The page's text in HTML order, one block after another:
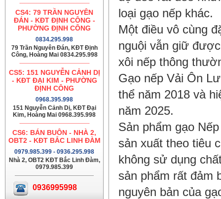
CS4: 79 TRẦN NGUYÊN
ĐÁN - KĐT ĐỊNH CÔNG -
PHƯỜNG ĐỊNH CÔNG
0834.295.998
79 Trần Nguyên Đán, KĐT Định
Công, Hoàng Mai 0834.295.998
CS5: 151 NGUYỄN CẢNH DỊ
- KĐT ĐẠI KIM - PHƯỜNG
ĐỊNH CÔNG
0968.395.998
151 Nguyễn Cảnh Dị, KĐT Đại
Kim, Hoàng Mai 0968.395.998
CS6: BÁN BUÔN - NHÀ 2,
OBT2 - KĐT BẮC LINH ĐÀM
0979.985.399 - 0936.295.998
Nhà 2, OBT2 KĐT Bắc Linh Đàm,
0979.985.399
0936995998
loại gạo nếp khác.
Một điều vô cùng
nguội vẫn giữ
xôi nếp thông
Gạo nếp Vải Ôn
thể năm 2018 và
năm 2025.
Sản phẩm gạo
sản xuất theo tiêu
không sử dụng
sản phẩm rất đảm
nguyên bản của